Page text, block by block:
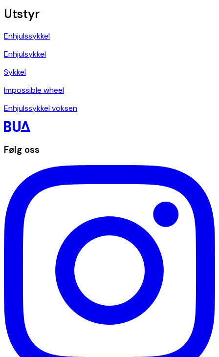
Utstyr
Enhjulssykkel
Enhjulsykkel
Sykkel
Impossible wheel
Enhjulssykkel voksen
Følg oss